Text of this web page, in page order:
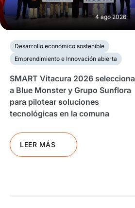
4 ago 2026
Desarrollo económico sostenible
Emprendimiento e Innovación abierta
SMART Vitacura 2026 selecciona
a Blue Monster y Grupo Sunflora
para pilotear soluciones
tecnológicas en la comuna
LEER MÁS